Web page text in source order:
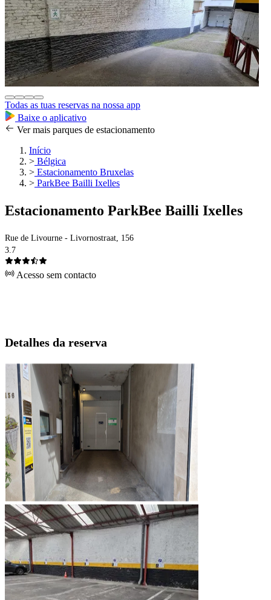
Todas as tuas reservas na nossa app
Baixe o aplicativo
Ver mais parques de estacionamento
Início
> Bélgica
> Estacionamento Bruxelas
> ParkBee Bailli Ixelles
Estacionamento ParkBee Bailli Ixelles
Rue de Livourne - Livornostraat, 156
3.7
Acesso sem contacto
Detalhes da reserva